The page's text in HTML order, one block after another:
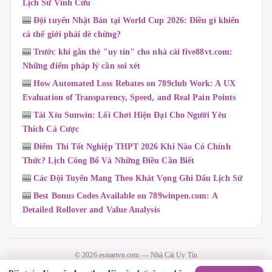
Lịch Sử Vĩnh Cửu
🎰Đội tuyển Nhật Bản tại World Cup 2026: Điều gì khiến
cả thế giới phải dè chừng?
🎰Trước khi gắn thẻ "uy tín" cho nhà cái five88vt.com:
Những điểm pháp lý cần soi xét
🎰How Automated Loss Rebates on 789club Work: A UX
Evaluation of Transparency, Speed, and Real Pain Points
🎰Tài Xỉu Sunwin: Lối Chơi Hiện Đại Cho Người Yêu
Thích Cá Cược
🎰Điểm Thi Tốt Nghiệp THPT 2026 Khi Nào Có Chính
Thức? Lịch Công Bố Và Những Điều Cần Biết
🎰Các Đội Tuyển Mang Theo Khát Vọng Ghi Dấu Lịch Sử
🎰Best Bonus Codes Available on 789winpen.com: A
Detailed Rollover and Value Analysis
© 2026 esmartvn.com — Nhà Cái Uy Tín
Contact · Chính Sách Giao Dịch ·Chính Sách Hoàn Trả·Chính Sách Bảo Mật Điều